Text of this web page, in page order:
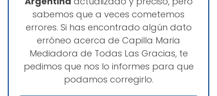
sabemos que a veces cometemos
errores. Si has encontrado algún dato
erróneo acerca de Capilla Maria
Mediadora de Todas Las Gracias, te
pedimos que nos lo informes para que
podamos corregirlo.